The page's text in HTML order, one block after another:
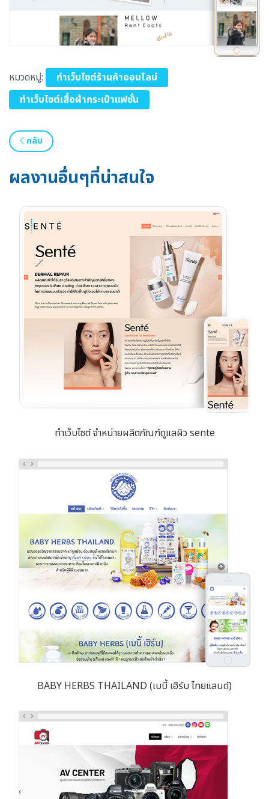
หมวดหมู่:
ทำเว็บไซต์ร้านค้าออนไลน์
ทำเว็บไซต์เสื้อผ้ากระเป๋าแฟชั่น
กลับ
ผลงานอื่นๆที่น่าสนใจ
ทำเว็บไซต์ จำหน่ายผลิตภัณฑ์ดูแลผิว sente
BABY HERBS THAILAND (เบบี้ เฮิร์บ ไทยแลนด์)